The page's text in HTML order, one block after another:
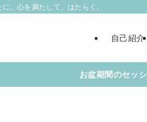
。心を満たして、はたらく。
自己紹介
お盆期間のセッ